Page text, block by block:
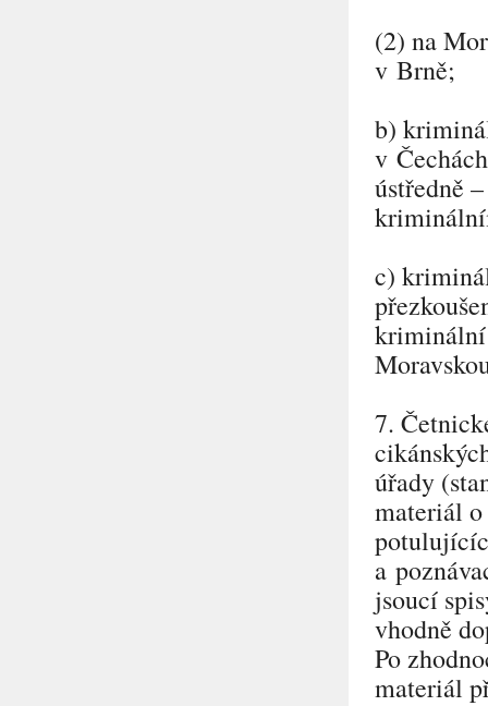
(2) na
v Brně;
b)
v
ústředně
c)
kriminální
7.
úřady
materiál
a
jsoucí
vhodně
Po
materiál